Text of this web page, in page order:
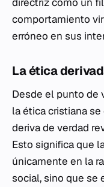
comportamiento
erróneo en sus
La ética
Desde el punto de
la ética cristiana
deriva de verdad
Esto significa que
únicamente en la
social, sino que se